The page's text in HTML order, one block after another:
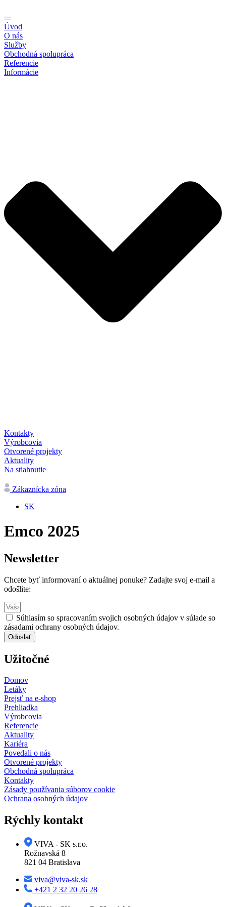
na
obsah
Úvod
O nás
Služby
Obchodná spolupráca
Referencie
Informácie
Kontakty
Výrobcovia
Otvorené projekty
Aktuality
Na stiahnutie
Zákaznícka zóna
SK
Emco 2025
Newsletter
Chcete byť informovaní o aktuálnej ponuke? Zadajte svoj e-mail a
odošlite:
Súhlasím so spracovaním svojich osobných údajov v súlade so
zásadami ochrany osobných údajov.
Odoslať
Užitočné
Domov
Letáky
Prejsť na e-shop
Prehliadka
Výrobcovia
Referencie
Aktuality
Kariéra
Povedali o nás
Otvorené projekty
Obchodná spolupráca
Kontakty
Zásady používania súborov cookie
Ochrana osobných údajov
Rýchly kontakt
VIVA - SK s.r.o.
Rožnavská 8
821 04 Bratislava
viva@viva-sk.sk
+421 2 32 20 26 28